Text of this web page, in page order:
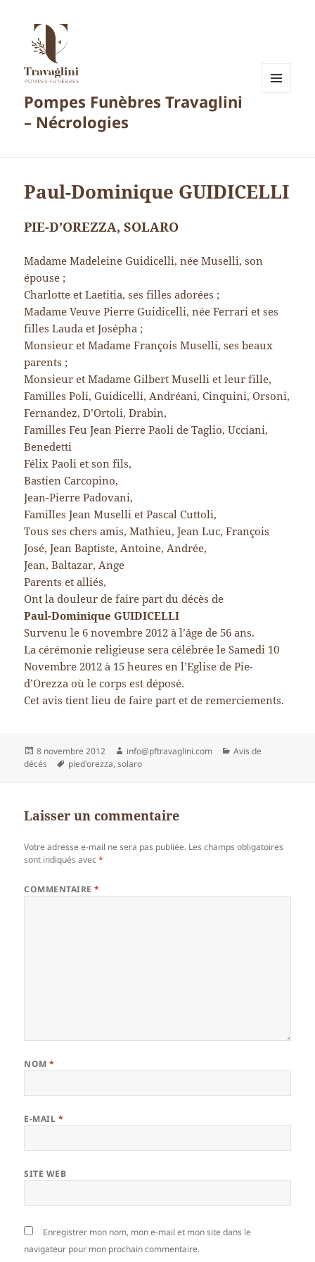
Pompes Funèbres Travaglini
– Nécrologies
Paul-Dominique GUIDICELLI
PIE-D’OREZZA, SOLARO
Madame Madeleine Guidicelli, née Muselli, son
épouse ;
Charlotte et Laetitia, ses filles adorées ;
Madame Veuve Pierre Guidicelli, née Ferrari et ses
filles Lauda et Josépha ;
Monsieur et Madame François Muselli, ses beaux
parents ;
Monsieur et Madame Gilbert Muselli et leur fille,
Familles Poli, Guidicelli, Andréani, Cinquini, Orsoni,
Fernandez, D’Ortoli, Drabin,
Familles Feu Jean Pierre Paoli de Taglio, Ucciani,
Benedetti
Félix Paoli et son fils,
Bastien Carcopino,
Jean-Pierre Padovani,
Familles Jean Muselli et Pascal Cuttoli,
Tous ses chers amis, Mathieu, Jean Luc, François
José, Jean Baptiste, Antoine, Andrée,
Jean, Baltazar, Ange
Parents et alliés,
Ont la douleur de faire part du décès de
Paul-Dominique GUIDICELLI
Survenu le 6 novembre 2012 à l’âge de 56 ans.
La cérémonie religieuse sera célébrée le Samedi 10
Novembre 2012 à 15 heures en l’Eglise de Pie-
d’Orezza où le corps est déposé.
Cet avis tient lieu de faire part et de remerciements.
Publié
le
8 novembre 2012 Auteur
info@pftravaglini.com Catégories
Avis de
décés
Mots-
pied'orezza,solaro
Laisser un commentaire
Votre adresse e-mail ne sera pas publiée. Les champs obligatoires
sont indiqués avec*
COMMENTAIRE*
NOM*
E-MAIL *
SITE WEB
Enregistrer mon nom, mon e-mail et mon site dans le
navigateur pour mon prochain commentaire.